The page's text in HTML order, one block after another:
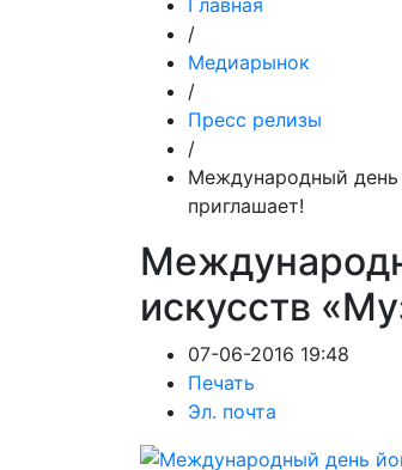
Главная
/
Медиарынок
/
Пресс релизы
/
Международный день
приглашает!
искусств
07-06-2016 19:48
Печать
Эл. почта